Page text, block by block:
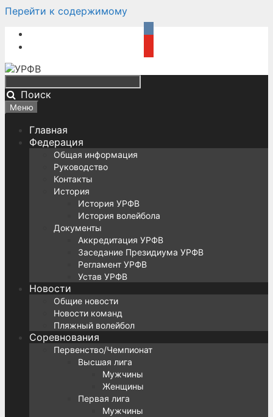
Перейти к содержимому
Поиск
Меню
Главная
Федерация
Общая информация
Руководство
Контакты
История
История УРФВ
История волейбола
Документы
Аккредитация УРФВ
Заседание Президиума УРФВ
Регламент УРФВ
Устав УРФВ
Новости
Общие новости
Новости команд
Пляжный волейбол
Соревнования
Первенство/Чемпионат
Высшая лига
Мужчины
Женщины
Первая лига
Мужчины